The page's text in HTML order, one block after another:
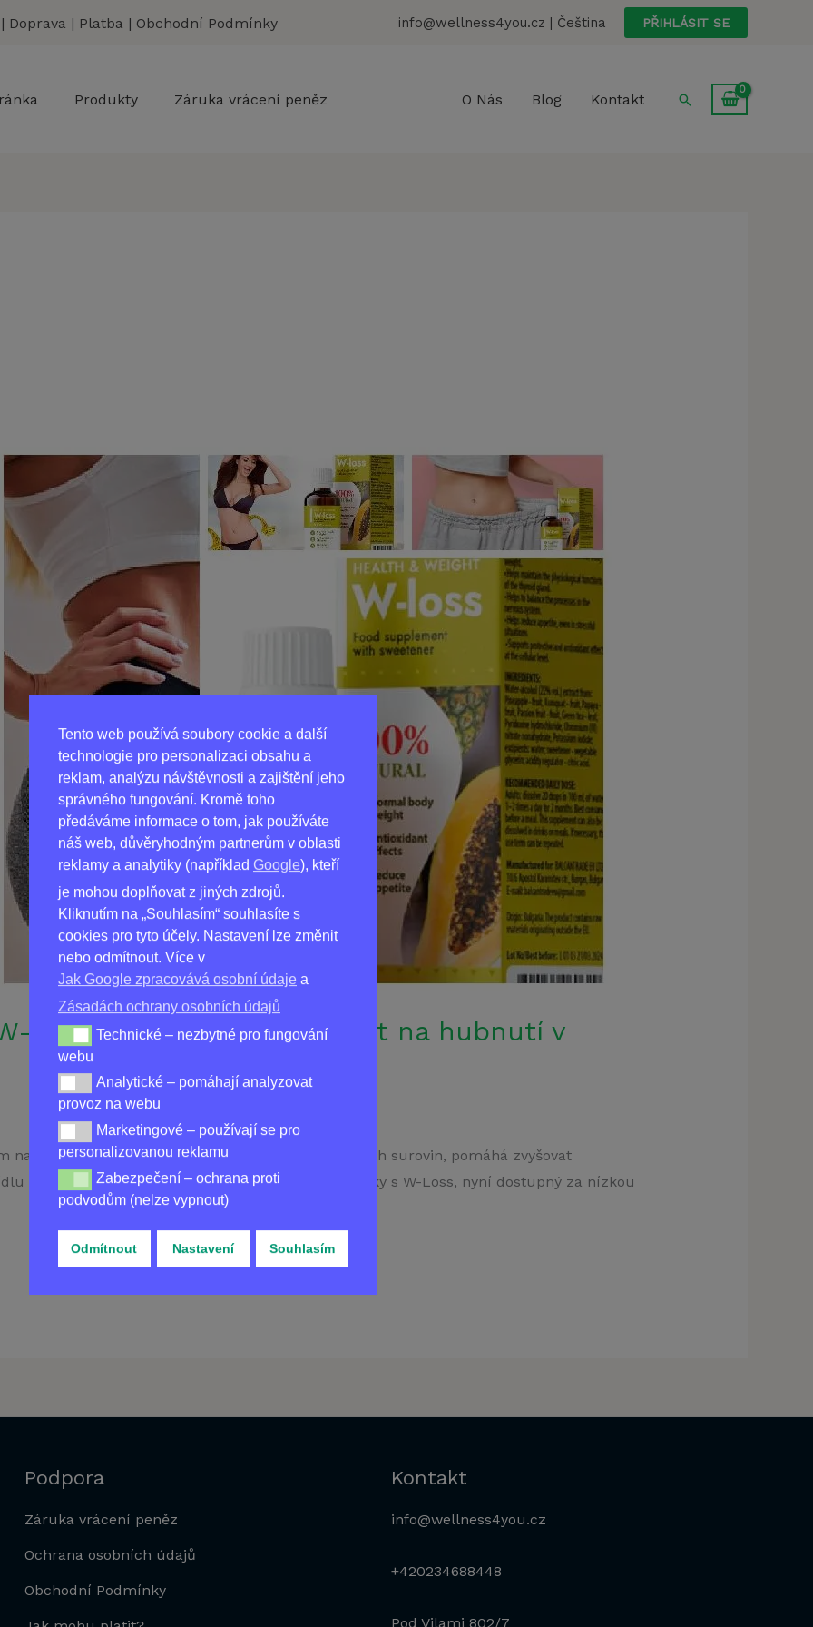
Tento web používá soubory cookie a další
technologie pro personalizaci obsahu a
reklam, analýzu návštěvnosti a zajištění jeho
správného fungování. Kromě toho
předáváme informace o tom, jak používáte
náš web, důvěryhodným partnerům v oblasti
reklamy a analytiky (například Google), kteří
je mohou doplňovat z jiných zdrojů.
Kliknutím na „Souhlasím“ souhlasíte s
cookies pro tyto účely. Nastavení lze změnit
nebo odmítnout. Více v
Jak Google zpracovává osobní údaje a
Zásadách ochrany osobních údajů
Technické – nezbytné pro fungování webu
Technické – nezbytné pro fungování
webu
Analytické – pomáhají analyzovat provoz na webu
Analytické – pomáhají analyzovat
provoz na webu
Marketingové – používají se pro personalizovanou reklamu
Marketingové – používají se pro
personalizovanou reklamu
Zabezpečení – ochrana proti podvodům (nelze vypnout)
Zabezpečení – ochrana proti
podvodům (nelze vypnout)
Odmítnout Nastavení Souhlasím
| Doprava | Platba | Obchodní Podmínky info@wellness4you.cz | Čeština PŘIHLÁSIT SE
Produkty Záruka vrácení peněz O Nás Blog Kontakt Hledat
Loss: Nejúčinnější produkt na hubnutí v
na hubnutí v České republice. Vyrobený z přírodních surovin, pomáhá zvyšovat
a snižovat hmotnost těla. Získejte nejlepší výsledky s W-Loss, nyní dostupný za nízkou
Podpora
Záruka vrácení peněz
Ochrana osobních údajů
Obchodní Podmínky
Kontakt
info@wellness4you.cz
+420234688448
Pod Vilami 802/7